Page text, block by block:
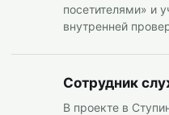
посетителями» и
внутренней
Сотрудник
В проекте в